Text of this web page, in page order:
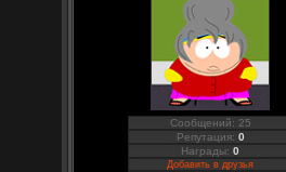
Сообщений: 25
Репутация: 0
Награды:0
Добавить в друзья